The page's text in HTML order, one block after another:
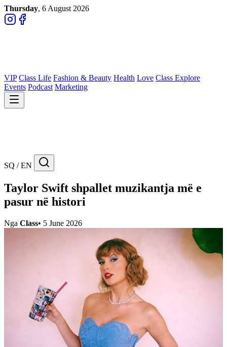
Thursday, 6 August 2026
VIP Class Life Fashion & Beauty Health Love Class Explore
Events Podcast Marketing
SQ / EN
Taylor Swift shpallet muzikantja më e
pasur në histori
Nga Class• 5 June 2026